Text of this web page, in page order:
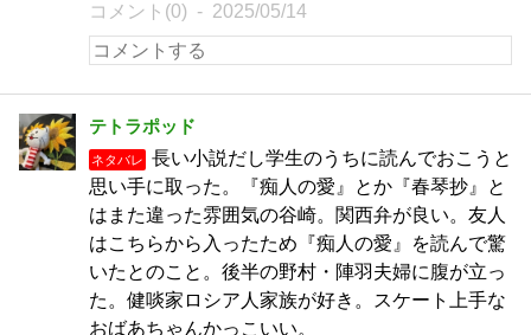
コメント(0) 2025/05/14
テトラポッド
ネタバレ
長い小説だし学生のうちに読んでおこうと
思い手に取った。『痴人の愛』とか『春琴抄』と
はまた違った雰囲気の谷崎。関西弁が良い。友人
はこちらから入ったため『痴人の愛』を読んで驚
いたとのこと。後半の野村・陣羽夫婦に腹が立っ
た。健啖家ロシア人家族が好き。スケート上手な
おばあちゃんかっこいい。